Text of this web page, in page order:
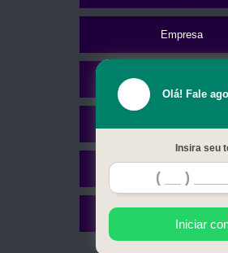
Empresa
Olá! Fale
Insira seu
Iniciar